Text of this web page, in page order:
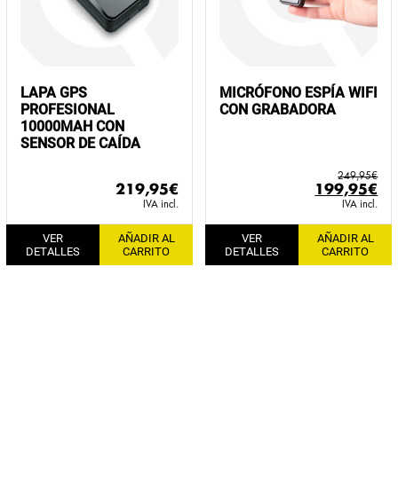
LAPA GPS
PROFESIONAL
10000MAH CON
SENSOR DE CAÍDA
219,95€
IVA incl.
VER
DETALLES
AÑADIR AL
CARRITO
MICRÓFONO ESPÍA WIFI
CON GRABADORA
249,95€
El
precio
original
era:
249,95€.
199,95€
IVA incl.
VER
DETALLES
AÑADIR AL
CARRITO